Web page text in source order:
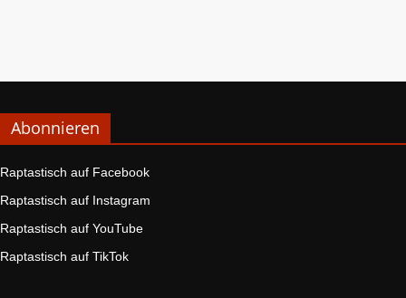
Abonnieren
Raptastisch auf Facebook
Raptastisch auf Instagram
Raptastisch auf YouTube
Raptastisch auf TikTok